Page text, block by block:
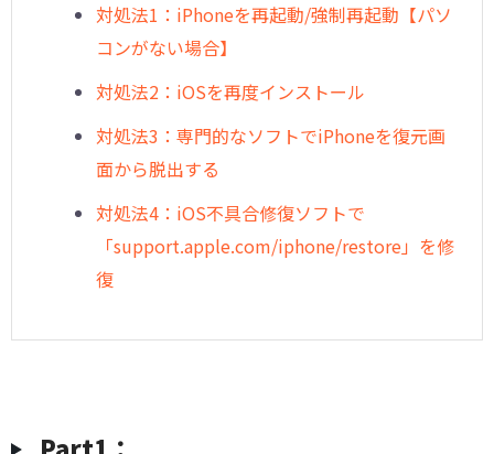
対処法1：iPhoneを再起動/強制再起動【パソ
コンがない場合】
対処法2：iOSを再度インストール
対処法3：専門的なソフトでiPhoneを復元画
面から脱出する
対処法4：iOS不具合修復ソフトで
「support.apple.com/iphone/restore」を修
復